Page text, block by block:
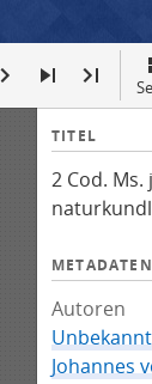
I
f
o
TITEL
2 Cod.
METADATEN
Autoren
Unbekannt
Johannes